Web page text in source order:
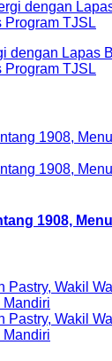
dengan Lapas
Program TJSL
1908,